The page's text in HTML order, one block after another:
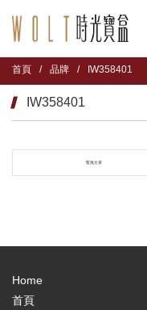
首頁 / 品牌 / IW358401
IW358401
暫無文章
Home
首頁